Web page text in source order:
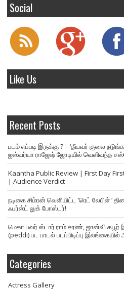
Social
Like Us
Recent Posts
படம் எப்படி இருக்கு ? – ‘தீயவர் குலை
ஐஸ்வர்யா ராஜேஷ் ஜோடியில் வெளிவந்த
Kaantha Public Review | First Day
| Audience Verdict
நடிகை சிம்ரன் வெளியிட்ட ‘ரெட் லேபிள் ‘
ஃபர்ஸ்ட் லுக் போஸ்டர்!
மெகா பவர் ஸ்டார் ராம் சரண், ஜான்வி கபூர்
(peddi) பட பாடல் படப்பிடிப்பு
Categories
Actress Gallery